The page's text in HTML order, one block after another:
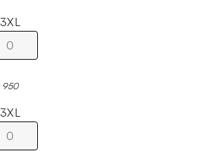
3XL
950
3XL